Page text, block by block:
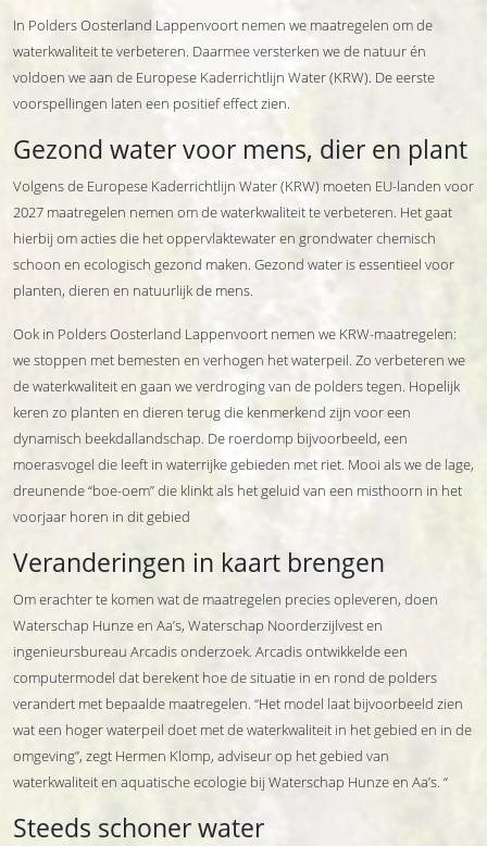
In Polders Oosterland Lappenvoort nemen we maatregelen om de
waterkwaliteit te verbeteren. Daarmee versterken we de natuur én
voldoen we aan de Europese Kaderrichtlijn Water (KRW). De eerste
voorspellingen laten een positief effect zien.
Gezond water voor mens, dier en plant
Volgens de Europese Kaderrichtlijn Water (KRW) moeten EU-landen voor
2027 maatregelen nemen om de waterkwaliteit te verbeteren. Het gaat
hierbij om acties die het oppervlaktewater en grondwater chemisch
schoon en ecologisch gezond maken. Gezond water is essentieel voor
planten, dieren en natuurlijk de mens.
Ook in Polders Oosterland Lappenvoort nemen we KRW-maatregelen:
we stoppen met bemesten en verhogen het waterpeil. Zo verbeteren we
de waterkwaliteit en gaan we verdroging van de polders tegen. Hopelijk
keren zo planten en dieren terug die kenmerkend zijn voor een
dynamisch beekdallandschap. De roerdomp bijvoorbeeld, een
moerasvogel die leeft in waterrijke gebieden met riet. Mooi als we de lage,
dreunende “boe-oem” die klinkt als het geluid van een misthoorn in het
voorjaar horen in dit gebied
Veranderingen in kaart brengen
Om erachter te komen wat de maatregelen precies opleveren, doen
Waterschap Hunze en Aa’s, Waterschap Noorderzijlvest en
ingenieursbureau Arcadis onderzoek. Arcadis ontwikkelde een
computermodel dat berekent hoe de situatie in en rond de polders
verandert met bepaalde maatregelen. “Het model laat bijvoorbeeld zien
wat een hoger waterpeil doet met de waterkwaliteit in het gebied en in de
omgeving”, zegt Hermen Klomp, adviseur op het gebied van
waterkwaliteit en aquatische ecologie bij Waterschap Hunze en Aa’s. “
Steeds schoner water